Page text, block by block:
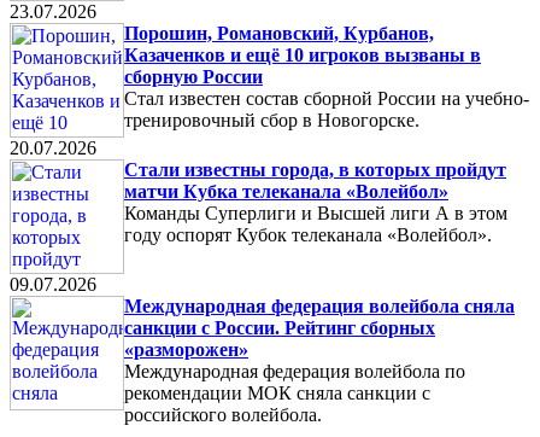
23.07.2026
Порошин, Романовский, Курбанов,
Казаченков и ещё 10 игроков вызваны в
сборную России
Стал известен состав сборной России на учебно-
тренировочный сбор в Новогорске.
20.07.2026
Стали известны города, в которых пройдут
матчи Кубка телеканала «Волейбол»
Команды Суперлиги и Высшей лиги А в этом
году оспорят Кубок телеканала «Волейбол».
09.07.2026
Международная федерация волейбола сняла
санкции с России. Рейтинг сборных
«разморожен»
Международная федерация волейбола по
рекомендации МОК сняла санкции с
российского волейбола.